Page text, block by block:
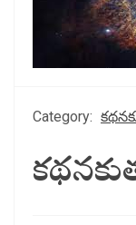
Category: